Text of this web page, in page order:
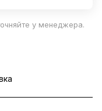
у менеджера.